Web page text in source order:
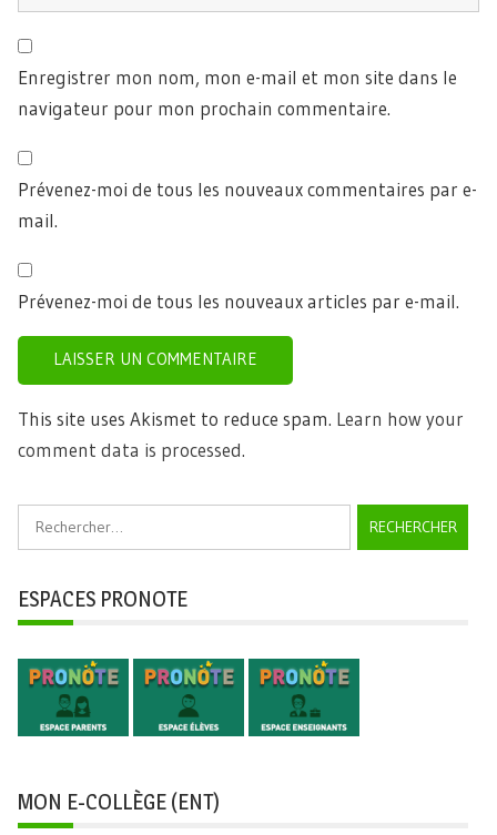
Enregistrer mon nom, mon e-mail et mon site dans le
navigateur pour mon prochain commentaire.
Prévenez-moi de tous les nouveaux commentaires par e-
mail.
Prévenez-moi de tous les nouveaux articles par e-mail.
This site uses Akismet to reduce spam. Learn how your
comment data is processed.
Rechercher :
ESPACES PRONOTE
MON E-COLLÈGE (ENT)